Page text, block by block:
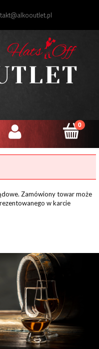
Zamówiony towar może
w karcie